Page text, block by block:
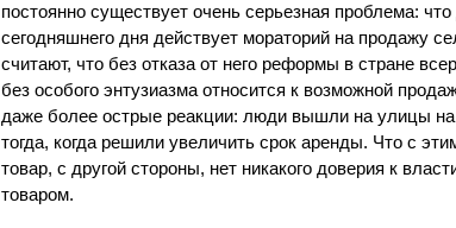
постоянно существует очень серьезная проблема:
сегодняшнего дня действует мораторий на продажу
считают, что без отказа от него реформы в стране
без особого энтузиазма относится к возможной
даже более острые реакции: люди вышли на улицы на
тогда, когда решили увеличить срок аренды. Что с
товар, с другой стороны, нет никакого доверия к
товаром.